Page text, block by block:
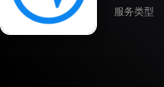
服务类型